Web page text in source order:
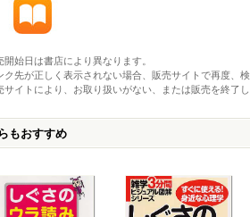
始日は書店により異なります。
先が正しく表示されない場合、販売サイトで再度、検
イトにより、お取り扱いがない、または販売を終了し
もおすすめ